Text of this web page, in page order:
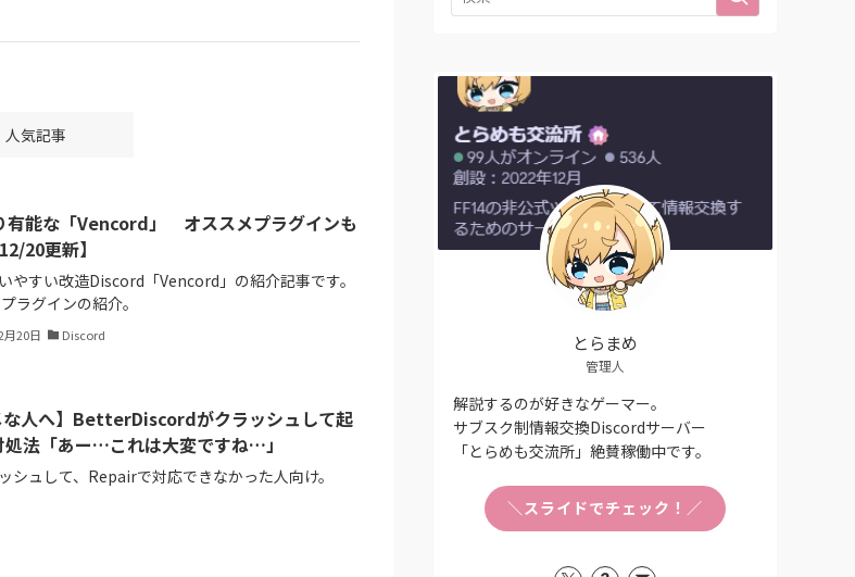
人気記事
能な「Vencord」 オススメプラグインも
20更新】
すい改造Discord「Vencord」の紹介記事です。
ラグインの紹介。
月20日 Discord
な人へ】BetterDiscordがクラッシュして起
法「あー…これは大変ですね…」
ュして、Repairで対応できなかった人向け。
とらまめ
管理人
解説するのが好きなゲーマー。
サブスク制情報交換Discordサーバー
「とらめも交流所」絶賛稼働中です。
＼スライドでチェック！／